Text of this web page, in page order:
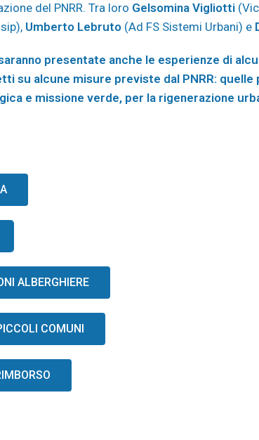
del PNRR. Tra loro Gelsomina Vigliotti
Umberto Lebruto (Ad FS Sistemi Urbani) e
presentate anche le esperienze di
su alcune misure previste dal PNRR:
e missione verde, per la rigenerazione
ALBERGHIERE
COMUNI